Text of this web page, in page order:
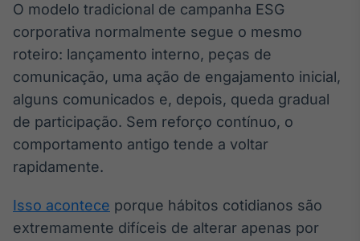
Em breve
O modelo tradicional de campanha ESG
corporativa normalmente segue o mesmo
roteiro: lançamento interno, peças de
comunicação, uma ação de engajamento inicial,
alguns comunicados e, depois, queda gradual
de participação. Sem reforço contínuo, o
comportamento antigo tende a voltar
rapidamente.
Isso acontece porque hábitos cotidianos são
extremamente difíceis de alterar apenas por